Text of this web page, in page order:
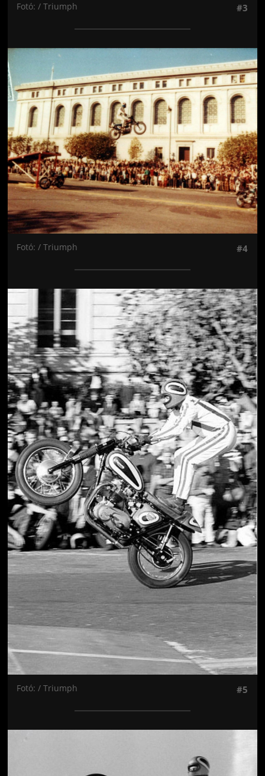
Fotó: / Triumph #3
Jön még kép!
Fotó: / Triumph #4
Jön még kép!
Fotó: / Triumph #5